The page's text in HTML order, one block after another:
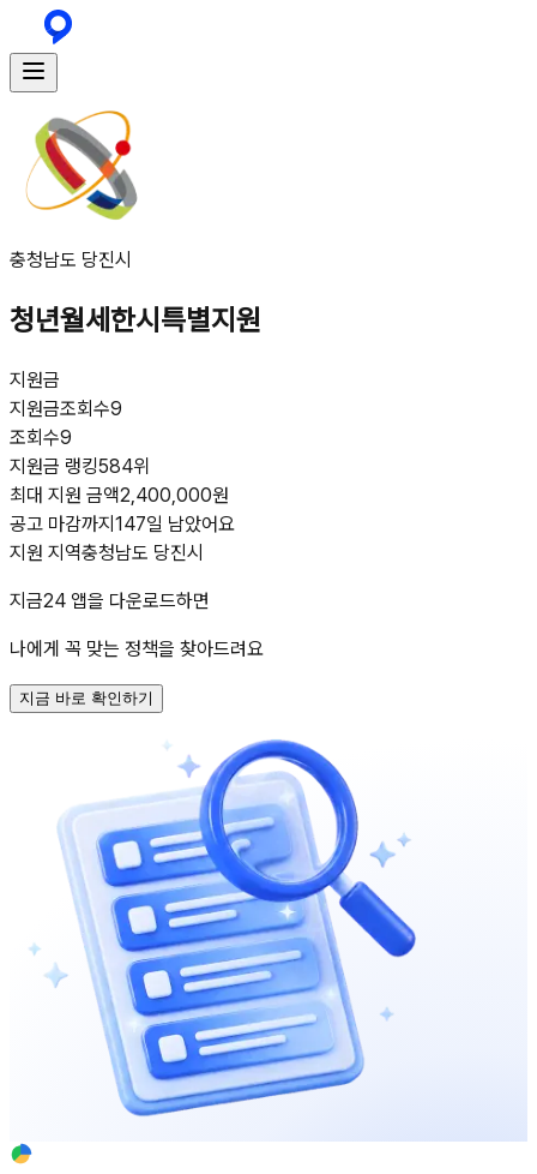
충청남도 당진시
청년월세한시특별지원
지원금
지원금조회수9
조회수9
지원금 랭킹584위
최대 지원 금액2,400,000원
공고 마감까지147일 남았어요
지원 지역충청남도 당진시
지금24 앱을 다운로드하면
나에게 꼭 맞는 정책을 찾아드려요
지금 바로 확인하기